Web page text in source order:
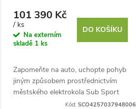
101 390 Kč
/ ks
Na externím
skladě 1 ks
DO KOŠÍKU
Zapomeňte na auto, uchopte pohyb
jiným způsobem prostřednictvím
městského elektrokola Sub Sport
10. Je to náš špičkový elektrický
Kód:SCO4257037948006